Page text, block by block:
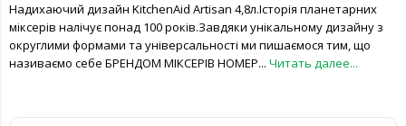
Надихаючий дизайн KitchenAid Artisan 4,8л.Історія планетарних
міксерів налічує понад 100 років.Завдяки унікальному дизайну з
округлими формами та універсальності ми пишаємося тим, що
називаємо себе БРЕНДОМ МІКСЕРІВ НОМЕР... Читать далее...